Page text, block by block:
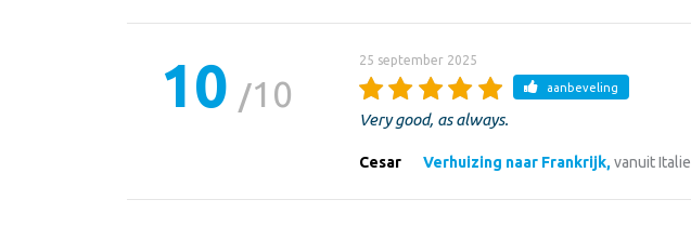
10 10
25 september 2025
aanbeveling
Very good, as always.
Cesar Verhuizing naar Frankrijk, vanuit Italie